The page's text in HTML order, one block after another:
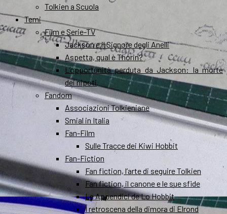
Tolkien a Scuola
Temi
Film e Serie-TV
Jackson e il Signore degli Anelli
Aspetta, qual è Thorin?
L’opportunità perduta da Jackson: la morte
dei nipoti
Fandom
Associazioni Tolkieniane
Smial in Italia
Fan-Film
Sulle Tracce dei Kiwi Hobbit
Fan-Fiction
Fan fiction, l’arte di seguire Tolkien
Fan fiction, il canone e le sue sfide
Le Appendici de Lo Hobbit
I retroscena della dimora di Elrond